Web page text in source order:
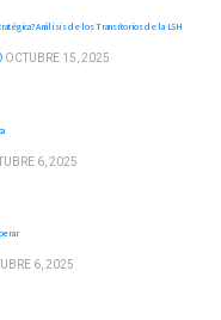
Análisis de los Transitorios de la LSH
OCTUBRE 15, 2025
6, 2025
6, 2025